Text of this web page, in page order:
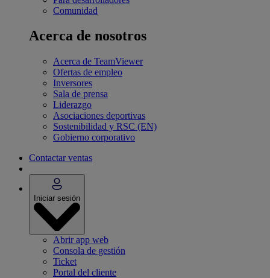
Comunidad
Acerca de nosotros
Acerca de TeamViewer
Ofertas de empleo
Inversores
Sala de prensa
Liderazgo
Asociaciones deportivas
Sostenibilidad y RSC (EN)
Gobierno corporativo
Contactar ventas
Iniciar sesión
Abrir app web
Consola de gestión
Ticket
Portal del cliente